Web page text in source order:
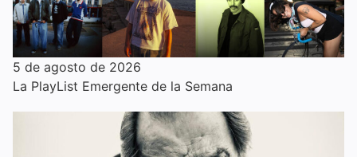
5 de agosto de 2026
La PlayList Emergente de la Semana